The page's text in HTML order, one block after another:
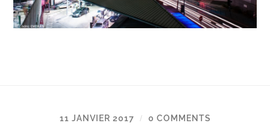
11 JANVIER 2017 / 0 COMMENTS